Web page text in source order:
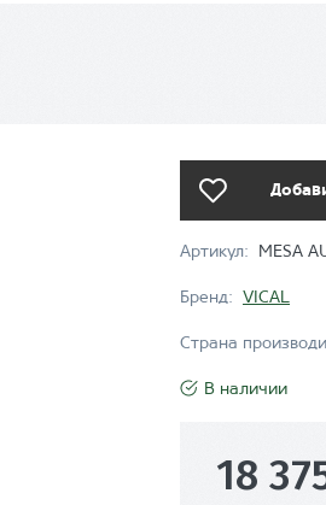
Артикул: MESA
Бренд: VICAL
Страна
В наличии
18